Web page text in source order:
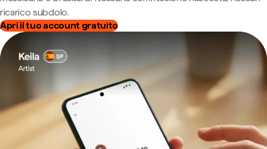
ricarico subdolo.
Apri il tuo account gratuito